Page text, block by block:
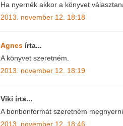
Ha nyernék akkor a könyvet
2013. november 12. 18:18
Agnes írta...
A könyvet szeretném.
2013. november 12. 18:19
Viki írta...
A bonbonformát szeretném
2013. november 12. 18:46